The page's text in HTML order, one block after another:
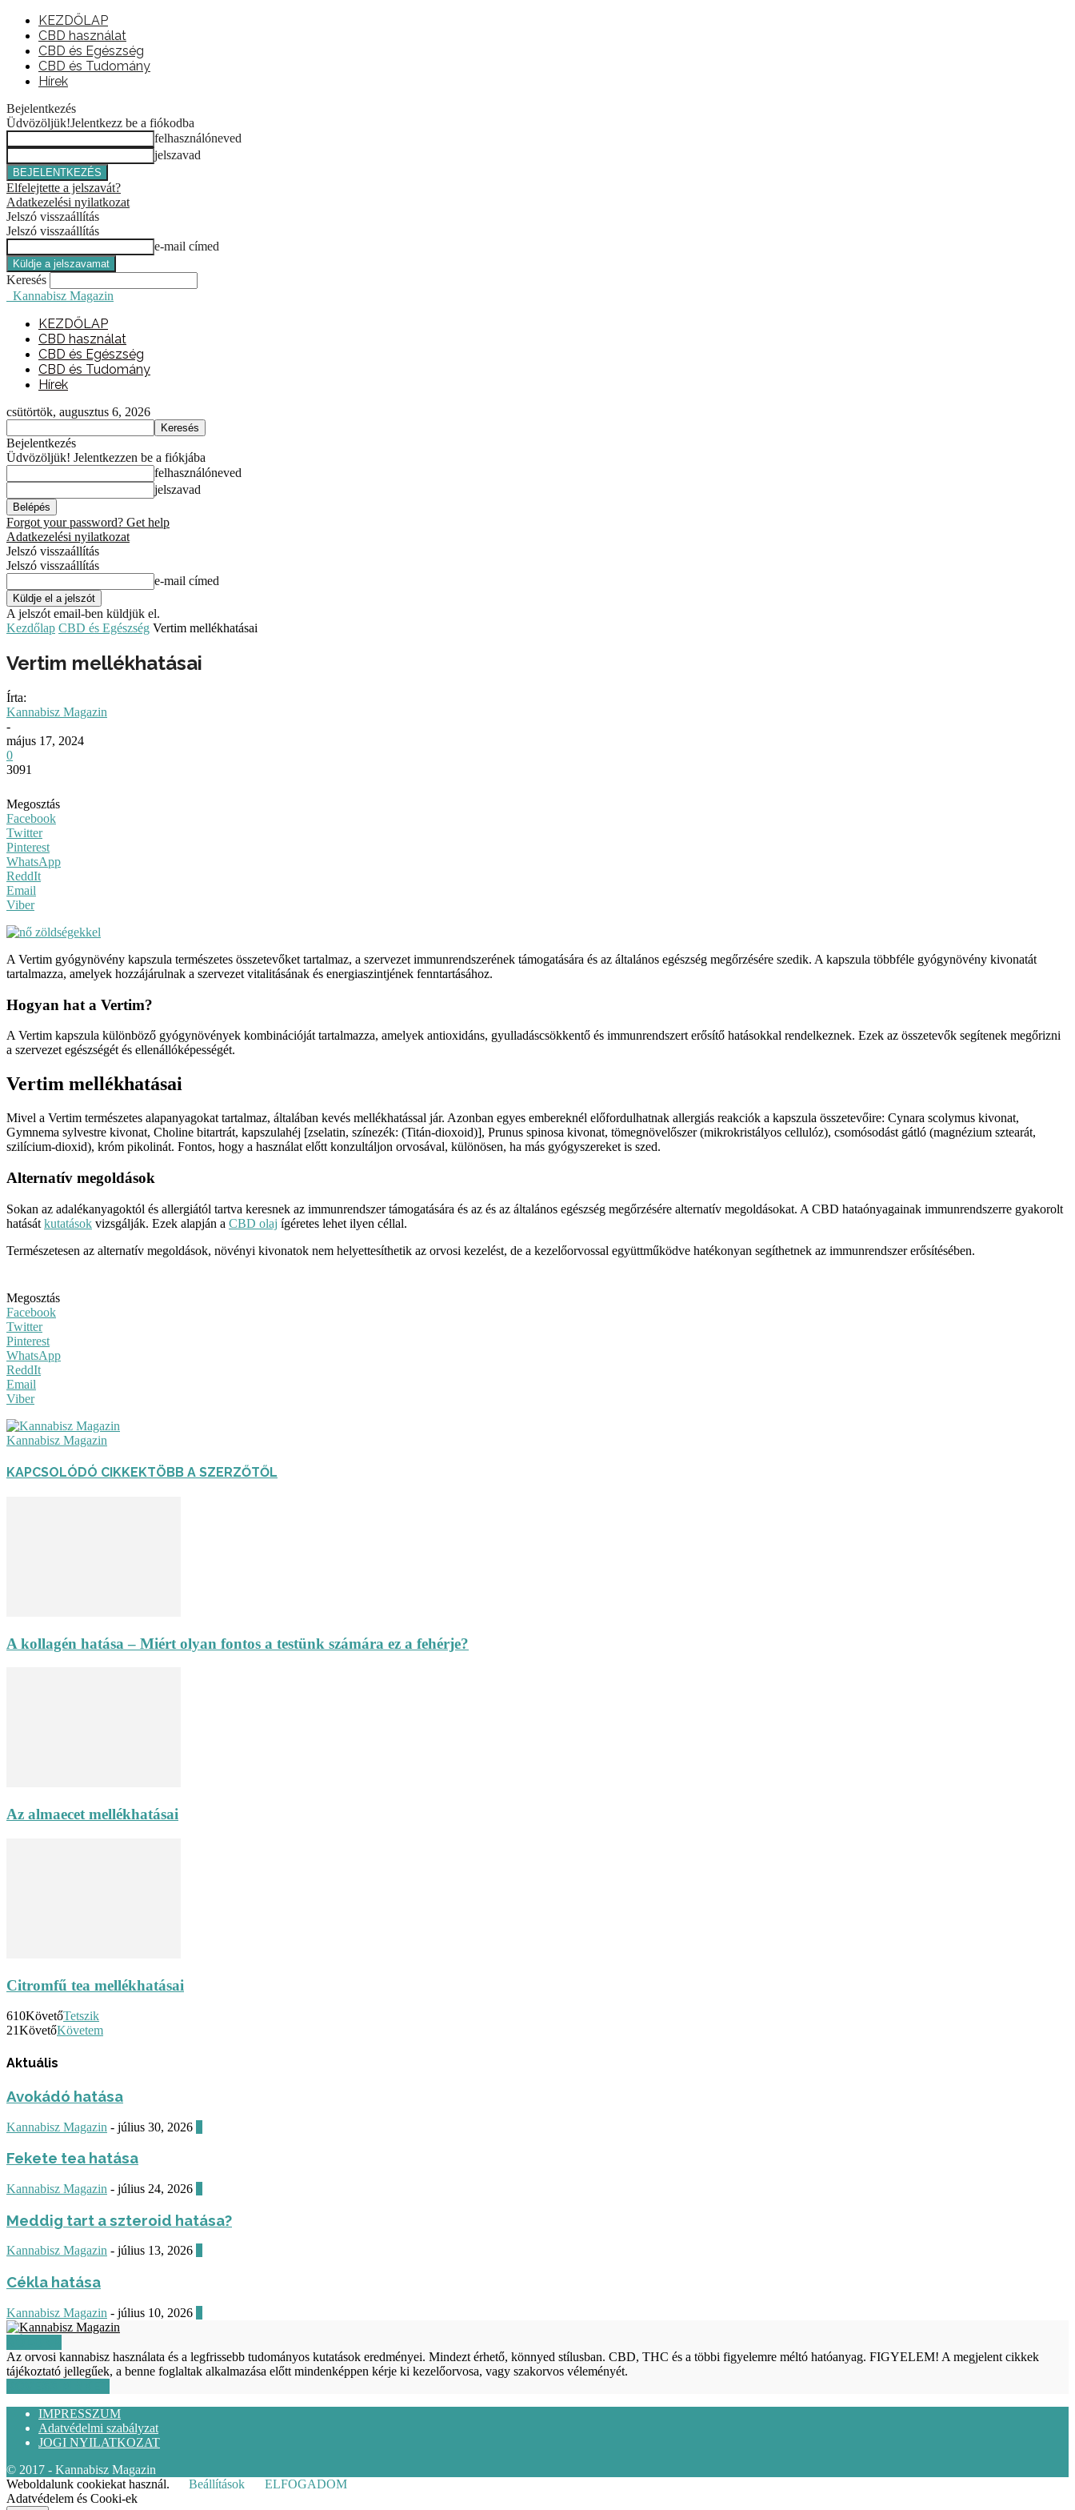
KEZDŐLAP
CBD használat
CBD és Egészség
CBD és Tudomány
Hírek
Bejelentkezés
Üdvözöljük!Jelentkezz be a fiókodba
felhasználóneved
jelszavad
Elfelejtette a jelszavát?
Adatkezelési nyilatkozat
Jelszó visszaállítás
Jelszó visszaállítás
e-mail címed
Keresés
Kannabisz Magazin
KEZDŐLAP
CBD használat
CBD és Egészség
CBD és Tudomány
Hírek
csütörtök, augusztus 6, 2026
Bejelentkezés
Üdvözöljük! Jelentkezzen be a fiókjába
felhasználóneved
jelszavad
Forgot your password? Get help
Adatkezelési nyilatkozat
Jelszó visszaállítás
Jelszó visszaállítás
e-mail címed
A jelszót email-ben küldjük el.
Kezdőlap CBD és Egészség Vertim mellékhatásai
Vertim mellékhatásai
Írta:
Kannabisz Magazin
-
május 17, 2024
0
3091
Megosztás
Facebook
Twitter
Pinterest
WhatsApp
ReddIt
Email
Viber
A Vertim gyógynövény kapszula természetes összetevőket tartalmaz, a szervezet immunrendszerének támogatására és az általános egészség megőrzésére szedik. A kapszula többféle gyógynövény kivonatát
tartalmazza, amelyek hozzájárulnak a szervezet vitalitásának és energiaszintjének fenntartásához.
Hogyan hat a Vertim?
A Vertim kapszula különböző gyógynövények kombinációját tartalmazza, amelyek antioxidáns, gyulladáscsökkentő és immunrendszert erősítő hatásokkal rendelkeznek. Ezek az összetevők segítenek megőrizni
a szervezet egészségét és ellenállóképességét.
Vertim mellékhatásai
Mivel a Vertim természetes alapanyagokat tartalmaz, általában kevés mellékhatással jár. Azonban egyes embereknél előfordulhatnak allergiás reakciók a kapszula összetevőire: Cynara scolymus kivonat,
Gymnema sylvestre kivonat, Choline bitartrát, kapszulahéj [zselatin, színezék: (Titán-dioxoid)], Prunus spinosa kivonat, tömegnövelőszer (mikrokristályos cellulóz), csomósodást gátló (magnézium sztearát,
szilícium-dioxid), króm pikolinát. Fontos, hogy a használat előtt konzultáljon orvosával, különösen, ha más gyógyszereket is szed.
Alternatív megoldások
Sokan az adalékanyagoktól és allergiától tartva keresnek az immunrendszer támogatására és az és az általános egészség megőrzésére alternatív megoldásokat. A CBD hataónyagainak immunrendszerre gyakorolt
hatását kutatások vizsgálják. Ezek alapján a CBD olaj ígéretes lehet ilyen céllal.
Természetesen az alternatív megoldások, növényi kivonatok nem helyettesíthetik az orvosi kezelést, de a kezelőorvossal együttműködve hatékonyan segíthetnek az immunrendszer erősítésében.
Megosztás
Facebook
Twitter
Pinterest
WhatsApp
ReddIt
Email
Viber
Kannabisz Magazin
KAPCSOLÓDÓ CIKKEKTÖBB A SZERZŐTŐL
A kollagén hatása – Miért olyan fontos a testünk számára ez a fehérje?
Az almaecet mellékhatásai
Citromfű tea mellékhatásai
610KövetőTetszik
21KövetőKövetem
Aktuális
Avokádó hatása
Kannabisz Magazin - július 30, 2026
Fekete tea hatása
Kannabisz Magazin - július 24, 2026
Meddig tart a szteroid hatása?
Kannabisz Magazin - július 13, 2026
Cékla hatása
Kannabisz Magazin - július 10, 2026
Az orvosi kannabisz használata és a legfrissebb tudományos kutatások eredményei. Mindezt érhető, könnyed stílusban. CBD, THC és a többi figyelemre méltó hatóanyag. FIGYELEM! A megjelent cikkek
tájékoztató jellegűek, a benne foglaltak alkalmazása előtt mindenképpen kérje ki kezelőorvosa, vagy szakorvos véleményét.
IMPRESSZUM
Adatvédelmi szabályzat
JOGI NYILATKOZAT
© 2017 - Kannabisz Magazin
Weboldalunk cookiekat használ.
Beállítások
ELFOGADOM
Adatvédelem és Cooki-ek